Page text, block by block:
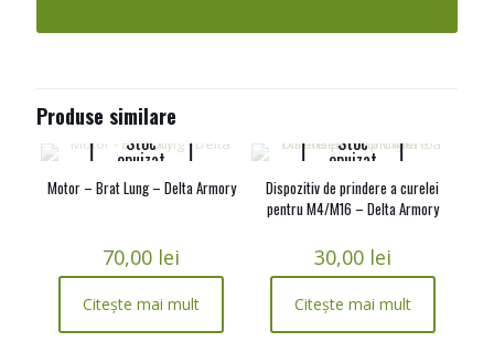
Produse similare
Stoc
epuizat
Motor – Brat Lung – Delta Armory
70,00 lei
Citește mai mult
Stoc
epuizat
Dispozitiv de prindere a curelei
pentru M4/M16 – Delta Armory
30,00 lei
Citește mai mult